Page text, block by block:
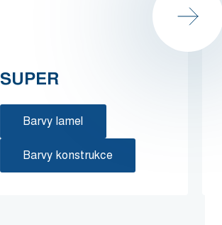
SUPER
Barvy lamel
Barvy konstrukce